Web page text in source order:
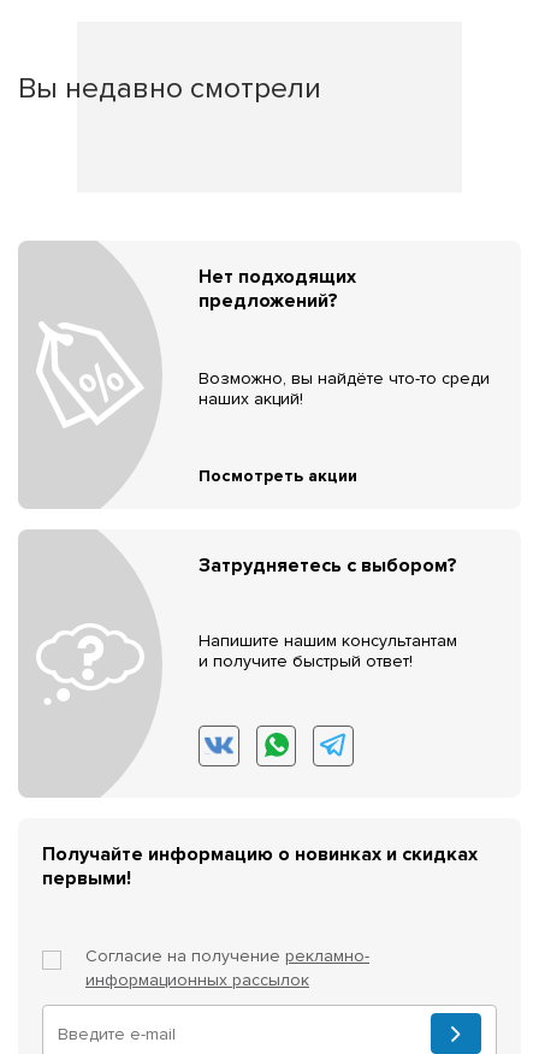
Вы недавно смотрели
Нет подходящих
предложений?
Возможно, вы найдёте что-то среди
наших акций!
Посмотреть акции
Затрудняетесь с выбором?
Напишите нашим консультантам
и получите быстрый ответ!
Получайте информацию о новинках и скидках
первыми!
Согласие на получение рекламно-
информационных рассылок